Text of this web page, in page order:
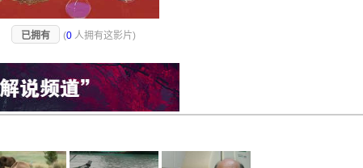
已拥有 (0 人拥有这影片)